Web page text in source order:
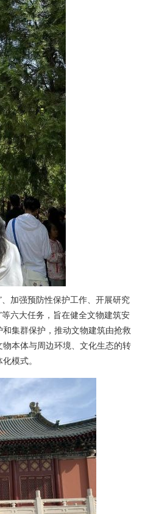
加强预防性保护工作、开展研究
六大任务，旨在健全文物建筑安
集群保护，推动文物建筑由抢救
本体与周边环境、文化生态的转
模式。